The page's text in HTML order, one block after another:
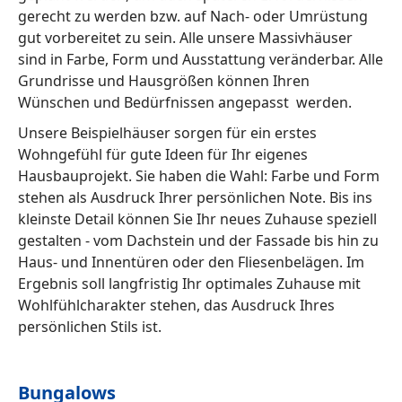
gerecht zu werden bzw. auf Nach- oder Umrüstung
gut vorbereitet zu sein. Alle unsere Massivhäuser
sind in Farbe, Form und Ausstattung veränderbar. Alle
Grundrisse und Hausgrößen können Ihren
Wünschen und Bedürfnissen angepasst werden.
Unsere Beispielhäuser sorgen für ein erstes
Wohngefühl für gute Ideen für Ihr eigenes
Hausbauprojekt. Sie haben die Wahl: Farbe und Form
stehen als Ausdruck Ihrer persönlichen Note. Bis ins
kleinste Detail können Sie Ihr neues Zuhause speziell
gestalten - vom Dachstein und der Fassade bis hin zu
Haus- und Innentüren oder den Fliesenbelägen. Im
Ergebnis soll langfristig Ihr optimales Zuhause mit
Wohlfühlcharakter stehen, das Ausdruck Ihres
persönlichen Stils ist.
Bungalows